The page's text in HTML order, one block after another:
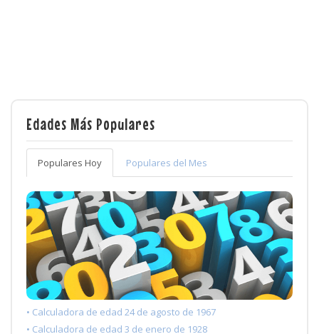
Edades Más Populares
Populares Hoy Populares del Mes
• Calculadora de edad 24 de agosto de 1967
• Calculadora de edad 3 de enero de 1928